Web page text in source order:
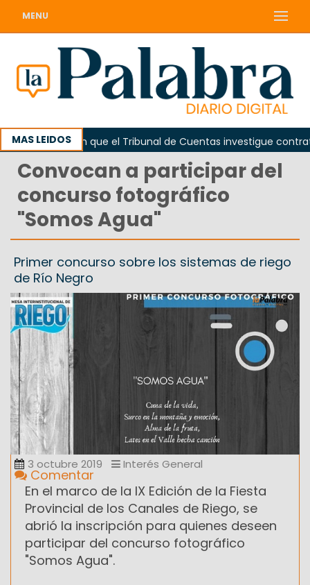
MENU
MAS LEIDOSPiden que el Tribunal de Cuentas investigue
Convocan a participar del
concurso fotográfico
"Somos Agua"
Primer concurso sobre los sistemas de riego
de Río Negro
3 octubre 2019 Interés General
Comentar
En el marco de la IX Edición de la Fiesta
Provincial de los Canales de Riego, se
abrió la inscripción para quienes deseen
participar del concurso fotográfico
"Somos Agua".